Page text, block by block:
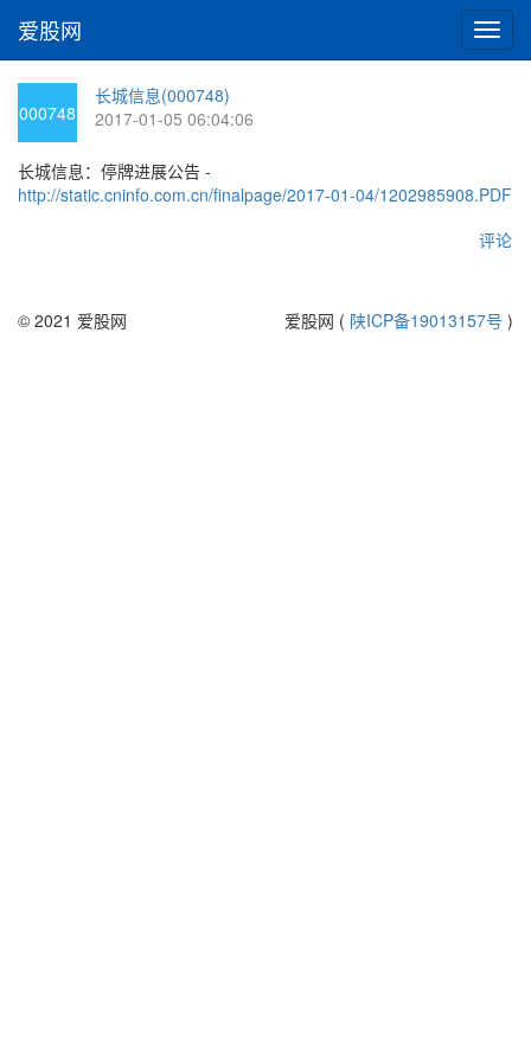
切
换
爱股网
000748
长城信息(000748)
2017-01-05 06:04:06
长城信息：停牌进展公告 -
http://static.cninfo.com.cn/finalpage/2017-01-04/1202985908.PDF
评论
© 2021 爱股网 爱股网 ( 陕ICP备19013157号 )